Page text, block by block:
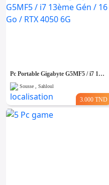
Pc Portable Gigabyte G5MF5 / i7 13ème Gén / 16 Go / RTX 4050 6G
Sousse , Sahloul
3.000 TND